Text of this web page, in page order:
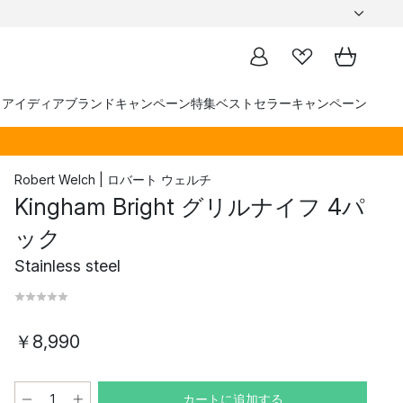
イディアブランドキャンペーン特集ベストセラーキャンペーン
Robert Welch | ロバート ウェルチ
Kingham Bright グリルナイフ 4パ
ック
Stainless steel
￥8,990
カートに追加する